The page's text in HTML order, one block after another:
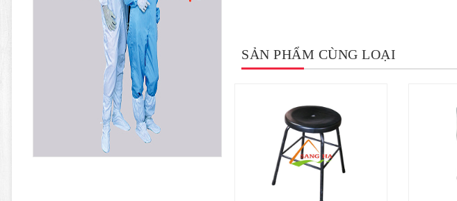
SẢN PHẨM CÙNG LOẠI